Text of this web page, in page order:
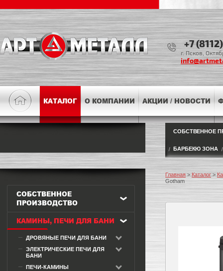
+7
г. Псков,
КАТАЛОГ О КОМПАНИИ АКЦИИ / НОВОСТИ
СОБСТВЕННОЕ
БАРБЕКЮ ЗОНА
Главная>Каталог>
Gotham
СОБСТВЕННОЕ
ПРОИЗВОДСТВО
КАМИНЫ, ПЕЧИ ДЛЯ БАНИ
ДРОВЯНЫЕ ПЕЧИ ДЛЯ БАНИ
ЭЛЕКТРИЧЕСКИЕ ПЕЧИ ДЛЯ
БАНИ
ПЕЧИ-КАМИНЫ